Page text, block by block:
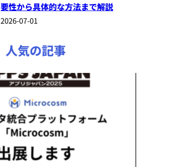
要性から具体的な方法まで解説
2026-07-01
人気の記事